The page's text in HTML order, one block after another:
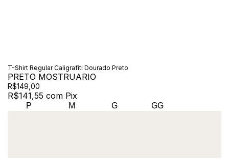
T-Shirt Regular Caligrafiti Dourado Preto
PRETO MOSTRUARIO
R$149,00
R$141,55 com Pix
P M G GG